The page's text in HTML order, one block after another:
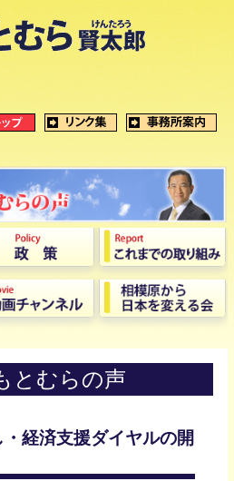
むらの声
経済支援ダイヤルの開